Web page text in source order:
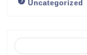
Uncategorized